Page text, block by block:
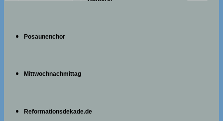
Posaunenchor
Mittwochnachmittag
Reformationsdekade.de